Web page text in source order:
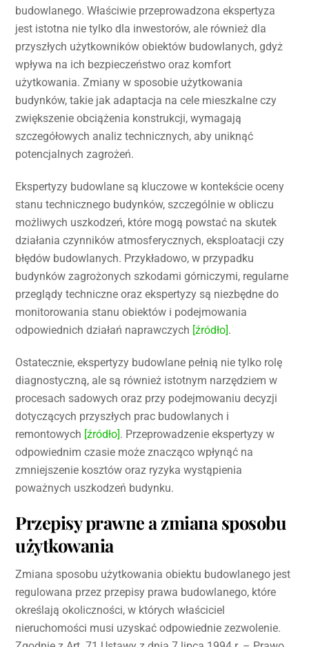
budowlanego. Właściwie przeprowadzona ekspertyza
jest istotna nie tylko dla inwestorów, ale również dla
przyszłych użytkowników obiektów budowlanych, gdyż
wpływa na ich bezpieczeństwo oraz komfort
użytkowania. Zmiany w sposobie użytkowania
budynków, takie jak adaptacja na cele mieszkalne czy
zwiększenie obciążenia konstrukcji, wymagają
szczegółowych analiz technicznych, aby uniknąć
potencjalnych zagrożeń.
Ekspertyzy budowlane są kluczowe w kontekście oceny
stanu technicznego budynków, szczególnie w obliczu
możliwych uszkodzeń, które mogą powstać na skutek
działania czynników atmosferycznych, eksploatacji czy
błędów budowlanych. Przykładowo, w przypadku
budynków zagrożonych szkodami górniczymi, regularne
przeglądy techniczne oraz ekspertyzy są niezbędne do
monitorowania stanu obiektów i podejmowania
odpowiednich działań naprawczych [źródło].
Ostatecznie, ekspertyzy budowlane pełnią nie tylko rolę
diagnostyczną, ale są również istotnym narzędziem w
procesach sadowych oraz przy podejmowaniu decyzji
dotyczących przyszłych prac budowlanych i
remontowych [źródło]. Przeprowadzenie ekspertyzy w
odpowiednim czasie może znacząco wpłynąć na
zmniejszenie kosztów oraz ryzyka wystąpienia
poważnych uszkodzeń budynku.
Przepisy prawne a zmiana sposobu
użytkowania
Zmiana sposobu użytkowania obiektu budowlanego jest
regulowana przez przepisy prawa budowlanego, które
określają okoliczności, w których właściciel
nieruchomości musi uzyskać odpowiednie zezwolenie.